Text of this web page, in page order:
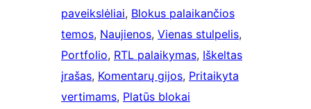
paveikslėliai, Blokus palaikančios
temos, Naujienos, Vienas stulpelis
Portfolio, RTL palaikymas, Iškeltas
įrašas, Komentarų gijos, Pritaikyta
vertimams, Platūs blokai